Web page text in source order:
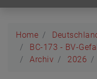
Home
BC-173 - BV-
Archiv
2026